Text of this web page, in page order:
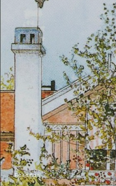
Reseñas